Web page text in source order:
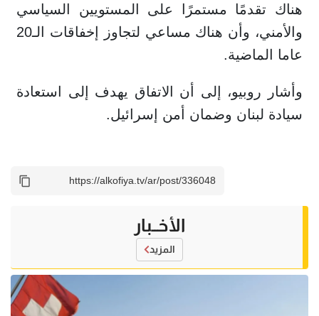
هناك تقدمًا مستمرًا على المستويين السياسي
والأمني، وأن هناك مساعي لتجاوز إخفاقات الـ20
عاما الماضية.
وأشار روبيو، إلى أن الاتفاق يهدف إلى استعادة
سيادة لبنان وضمان أمن إسرائيل.
الأخــبار
المزيد